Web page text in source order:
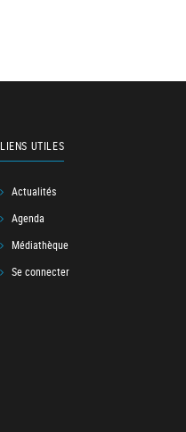
LIENS UTILES
Actualités
Agenda
Médiathèque
Se connecter